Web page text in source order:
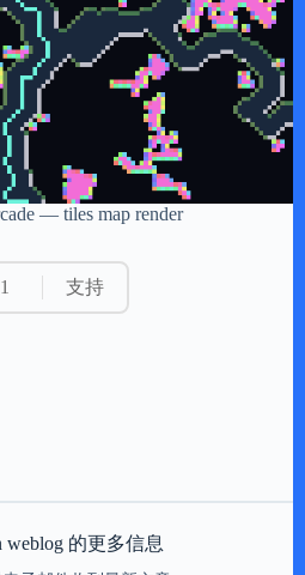
— tiles map render
1 支持
weblog 的更多信息